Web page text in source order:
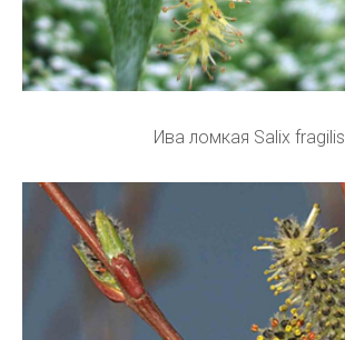
Ива ломкая Salix fragilis